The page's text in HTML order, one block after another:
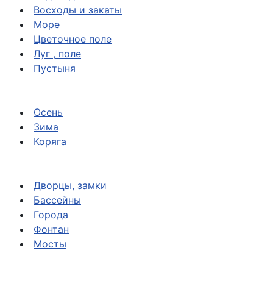
Восходы и закаты
Море
Цветочное поле
Луг , поле
Пустыня
Осень
Зима
Коряга
Дворцы, замки
Бассейны
Города
Фонтан
Мосты